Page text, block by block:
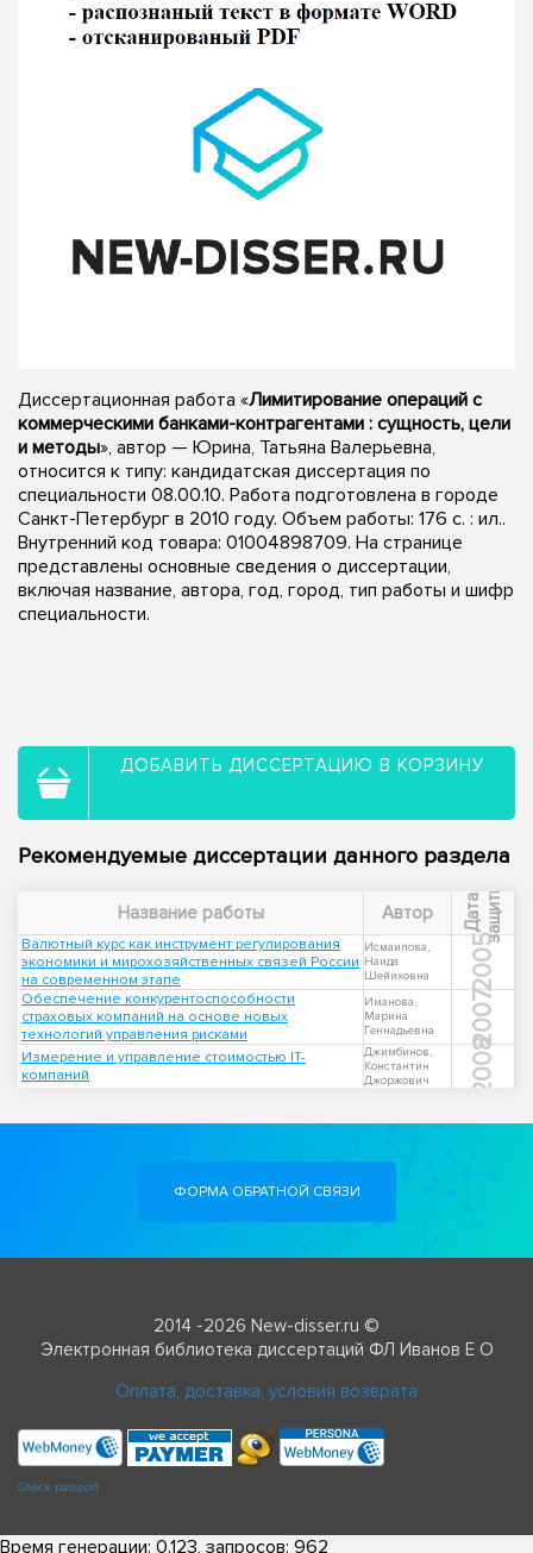
Диссертационная работа «Лимитирование операций с
коммерческими банками-контрагентами : сущность, цели
и методы», автор — Юрина, Татьяна Валерьевна,
относится к типу: кандидатская диссертация по
специальности 08.00.10. Работа подготовлена в городе
Санкт-Петербург в 2010 году. Объем работы: 176 с. : ил..
Внутренний код товара: 01004898709. На странице
представлены основные сведения о диссертации,
включая название, автора, год, город, тип работы и шифр
специальности.
ДОБАВИТЬ ДИССЕРТАЦИЮ В КОРЗИНУ
Рекомендуемые диссертации данного раздела
Название работы Автор Д
а
т
а
з
а
щ
и
т ы
Валютный курс как инструмент регулирования
экономики и мирохозяйственных связей России
на современном этапе
Исмаилова,
Наида
Шейиховна
2005
Обеспечение конкурентоспособности
страховых компаний на основе новых
технологий управления рисками
Иманова,
Марина
Геннадьевна
2007
Измерение и управление стоимостью IT-
компаний
Джимбинов,
Константин
Джоржович
2008
ФОРМА ОБРАТНОЙ СВЯЗИ
2014 -2026 New-disser.ru ©
Электронная библиотека диссертаций ФЛ Иванов Е О
Оплата, доставка, условия возврата
Check passport
Время генерации: 0.123, запросов: 962